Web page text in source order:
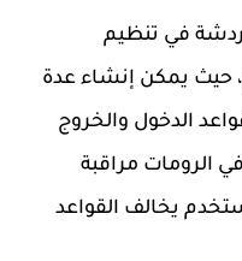
في تنظيم
حيث يمكن إنشاء عدة
الدخول والخروج
الرومات مراقبة
يخالف القواعد